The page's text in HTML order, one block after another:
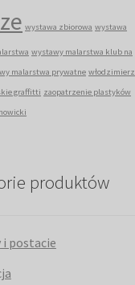
wystawa zbiorowa wystawa
wystawy malarstwa klub na
malarstwa prywatne włodzimierz
graffitti zaopatrzenie plastyków
produktów
i postacie